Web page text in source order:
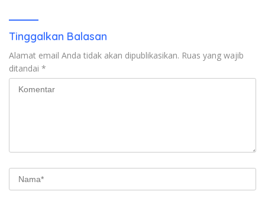
Tinggalkan Balasan
Alamat email Anda tidak akan dipublikasikan. Ruas yang wajib
ditandai *